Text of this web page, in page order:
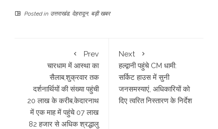
Posted in उत्तराखंड, देहरादून, बड़ी खबर
Prev
चारधाम में आस्था का
सैलाब,शुक्रवार तक
दर्शनार्थियों की संख्या पहुंची
20 लाख के करीब,केदारनाथ
में एक माह में पहुंचे 07 लाख
82 हजार से अधिक श्रद्धालु
Next
हल्द्वानी पहुंचे CM धामी:
सर्किट हाउस में सुनी
जनसमस्याएं, अधिकारियों को
दिए त्वरित निस्तारण के निर्देश